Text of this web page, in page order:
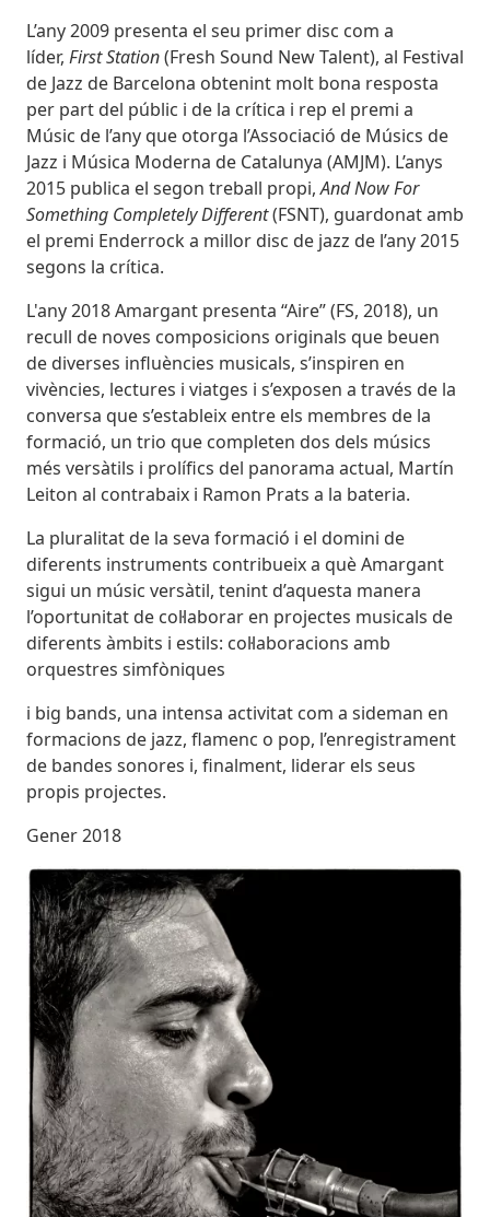
L’any 2009 presenta el seu primer disc com a
líder, First Station(Fresh Sound New Talent), al Festival
de Jazz de Barcelona obtenint molt bona resposta
per part del públic i de la crítica i rep el premi a
Músic de l’any que otorga l’Associació de Músics de
Jazz i Música Moderna de Catalunya (AMJM). L’anys
2015 publica el segon treball propi,And Now For
Something Completely Different(FSNT), guardonat amb
el premi Enderrock a millor disc de jazz de l’any 2015
segons la crítica.
L'any 2018 Amargant presenta “Aire” (FS, 2018), un
recull de noves composicions originals que beuen
de diverses influències musicals, s’inspiren en
vivències, lectures i viatges i s’exposen a través de la
conversa que s’estableix entre els membres de la
formació, un trio que completen dos dels músics
més versàtils i prolífics del panorama actual, Martín
Leiton al contrabaix i Ramon Prats a la bateria.
La pluralitat de la seva formació i el domini de
diferents instruments contribueix a què Amargant
sigui un músic versàtil, tenint d’aquesta manera
l’oportunitat de col·laborar en projectes musicals de
diferents àmbits i estils: col·laboracions amb
orquestres simfòniques
i big bands, una intensa activitat com a sideman en
formacions de jazz, flamenc o pop, l’enregistrament
de bandes sonores i, finalment, liderar els seus
propis projectes.
Gener 2018
Imatges
Image